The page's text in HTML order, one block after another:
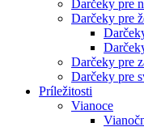
Darčeky pre
Darčeky pre
Darčeky pre
Darčeky pre
Príležitosti
Vianoce